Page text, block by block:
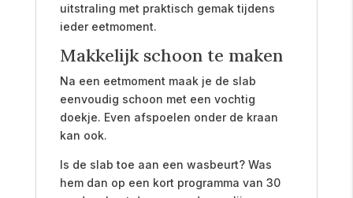
uitstraling met praktisch gemak tijdens
ieder eetmoment.
Makkelijk schoon te maken
Na een eetmoment maak je de slab
eenvoudig schoon met een vochtig
doekje. Even afspoelen onder de kraan
kan ook.
Is de slab toe aan een wasbeurt? Was
hem dan op een kort programma van 30